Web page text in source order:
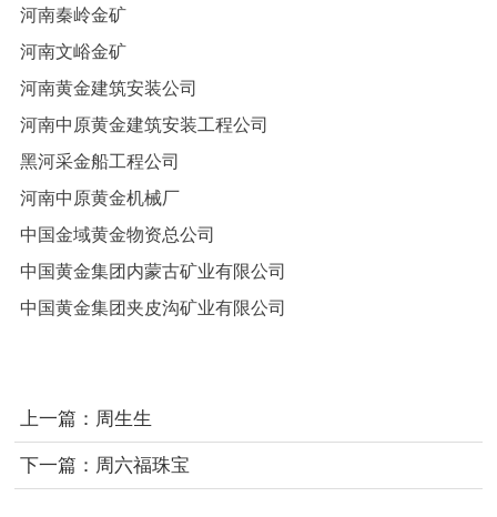
河南秦岭金矿
河南文峪金矿
河南黄金建筑安装公司
河南中原黄金建筑安装工程公司
黑河采金船工程公司
河南中原黄金机械厂
中国金域黄金物资总公司
中国黄金集团内蒙古矿业有限公司
中国黄金集团夹皮沟矿业有限公司
上一篇： 周生生
下一篇： 周六福珠宝